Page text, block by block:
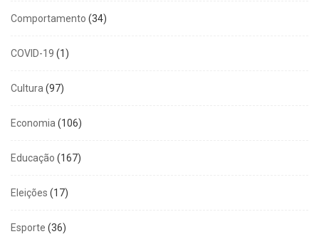
Comportamento (34)
COVID-19 (1)
Cultura(97)
Economia(106)
Educação (167)
Eleições (17)
Esporte (36)